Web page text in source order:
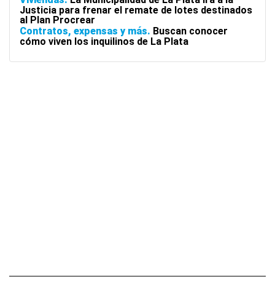
Justicia para frenar el remate de lotes destinados
al Plan Procrear
Contratos, expensas y más Buscan conocer
cómo viven los inquilinos de La Plata